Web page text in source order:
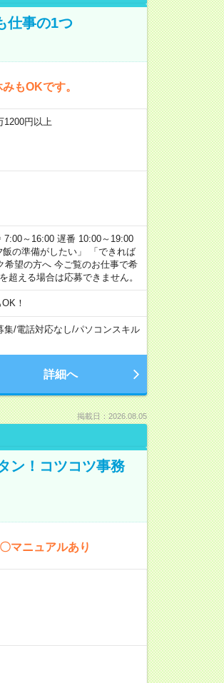
仕事の1つ
もOKです。
円以上
～16:00 遅番 10:00～19:00
の準備がしたい」 「できれば
望の方へ 今ご覧のお仕事で希
超える場合は応募できません。
！
集/電話対応なし/パソコンスキル
詳細へ
掲載日：2026.08.05
ン！コツコツ事務
マニュアルあり